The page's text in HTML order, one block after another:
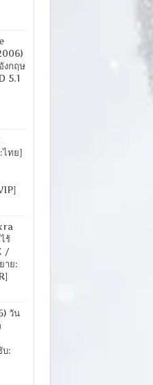
งกฤษ
5.1
ทย]
ร้
/
าย:
วัน
: